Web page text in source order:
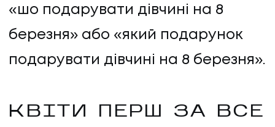
«шо подарувати дівчині на 8
березня» або «який подарунок
подарувати дівчині на 8 березня».
КВІТИ ПЕРШ ЗА ВСЕ